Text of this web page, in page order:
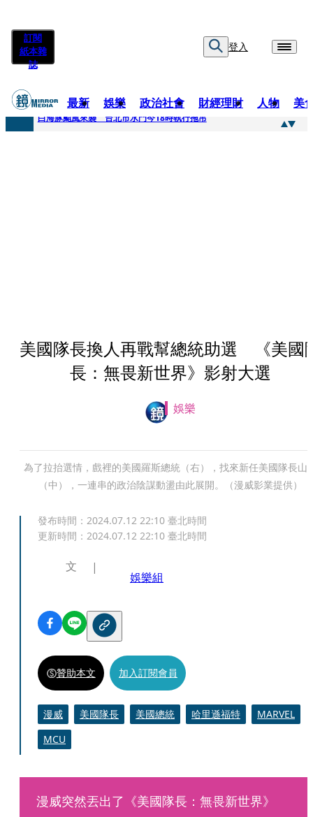
訂閱
紙本雜
誌
登入
最新 娛樂 政治社會 財經理財 人物 美
快訊
白海豚颱風來襲 台北市水門今18時執行拖吊
美國隊長換人再戰幫總統助選 《美國
長：無畏新世界》影射大選
娛樂
為了拉抬選情，戲裡的美國羅斯總統（右），找來新任美國隊長山
（中），一連串的政治陰謀動盪由此展開。（漫威影業提供）
發布時間： 2024.07.12 22:10 臺北時間
更新時間： 2024.07.12 22:10 臺北時間
文
娛樂組
贊助本文 加入訂閱會員
漫威 美國隊長 美國總統 哈里遜福特
MARVEL
MCU
漫威突然丟出了《美國隊長：無畏新世界》